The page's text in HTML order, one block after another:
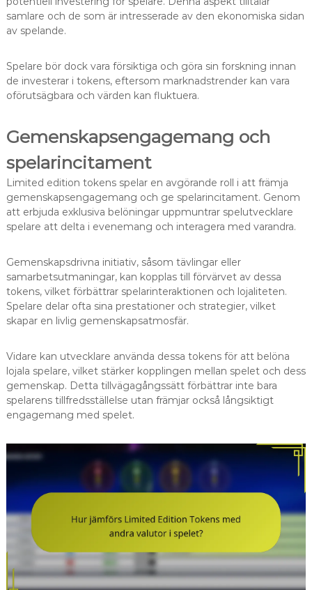
samlare och de som är intresserade av den ekonomiska sidan
av spelande.
Spelare bör dock vara försiktiga och göra sin forskning innan
de investerar i tokens, eftersom marknadstrender kan vara
oförutsägbara och värden kan fluktuera.
Gemenskapsengagemang och
spelarincitament
Limited edition tokens spelar en avgörande roll i att främja
gemenskapsengagemang och ge spelarincitament. Genom
att erbjuda exklusiva belöningar uppmuntrar spelutvecklare
spelare att delta i evenemang och interagera med varandra.
Gemenskapsdrivna initiativ, såsom tävlingar eller
samarbetsutmaningar, kan kopplas till förvärvet av dessa
tokens, vilket förbättrar spelarinteraktionen och lojaliteten.
Spelare delar ofta sina prestationer och strategier, vilket
skapar en livlig gemenskapsatmosfär.
Vidare kan utvecklare använda dessa tokens för att belöna
lojala spelare, vilket stärker kopplingen mellan spelet och dess
gemenskap. Detta tillvägagångssätt förbättrar inte bara
spelarens tillfredsställelse utan främjar också långsiktigt
engagemang med spelet.